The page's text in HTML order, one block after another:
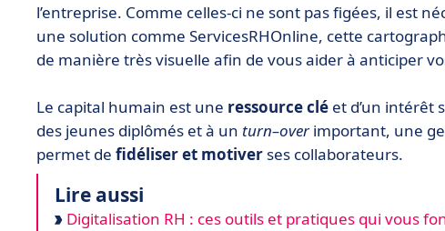
l’entreprise. Comme celles-ci ne sont pas figées, il est
une solution comme ServicesRHOnline, cette
de manière très visuelle afin de vous aider à anticiper
Le capital humain est une ressource clé et d’un intérêt
des jeunes diplômés et à un turn–overimportant, une
permet de fidéliser et motiver ses collaborateurs.
Lire aussi
Digitalisation RH : ces outils et pratiques qui vous